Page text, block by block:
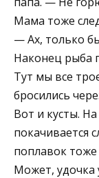
Мама тоже
— Ах, только
Наконец рыба
Тут мы все
бросились
Вот и кусты.
покачивается
поплавок тоже
Может, удочка